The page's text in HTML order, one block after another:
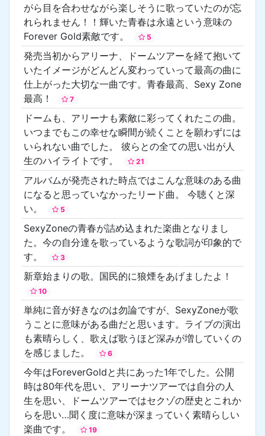
がら目を合わせながら楽しそうに歌っていたのが忘
れられません！！輝いた青春は永遠という意味の
Forever Gold素敵です。
5
発売当初からアリーナ、ドームツアーを経て抱いて
いたイメージがどんどん変わっていって最高の曲に
仕上がった大切な一曲です。青春最高、Sexy Zone
最高！
7
ドームも、アリーナも素敵に彩ってくれたこの曲。
いつまでもこの幸せな瞬間が続くことを願わずには
いられない曲でした。 彼らとの全ての思い出が人
生のハイライトです。
21
アルバムが発売された時点ではこんな意味のある曲
になると思っていなかったリード曲。 今聴くと深
い。
5
SexyZoneの青春が詰め込まれた楽曲となりまし
た。今の自分達を歌っているような歌詞が印象的で
す。
3
新章始まりの歌。国民的に狼煙をあげましたよ！
10
単純に音が好きなのは勿論ですが、SexyZoneが歌
うことに意味がある曲だと思います。ライブの演出
も素晴らしく、歌えば歌うほど深みが増していくの
を感じました。
6
今年はForeverGoldと共にあった1年でした。公開
時は80年代を思い、アリーナツアーでは自分の人
生を思い、ドームツアーではセクゾの歴史とこれか
らを思い…聞く度に意味が深まっていく素晴らしい
楽曲です。
19